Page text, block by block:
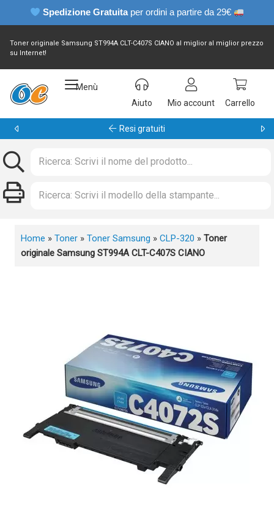
Spedizione Gratuita per ordini a partire da 29€
Toner originale Samsung ST994A CLT-C407S CIANO al miglior al miglior prezzo
su Internet!
Menù
Aiuto
Mio account Carrello
Garanzia 24 mesi
Home » Toner » Toner Samsung » CLP-320 » Toner
originale Samsung ST994A CLT-C407S CIANO